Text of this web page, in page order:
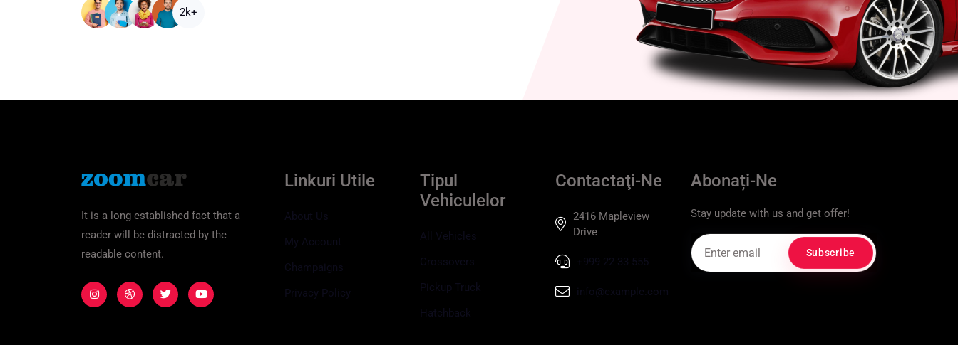
2k+
It is a long established fact that a
reader will be distracted by the
readable content.
Linkuri Utile
About Us
My Account
Champaigns
Privacy Policy
Tipul
Vehiculelor
All Vehicles
Crossovers
Pickup Truck
Hatchback
Contactaţi-Ne
2416 Mapleview
Drive
+999 22 33 555
info@example.com
Abonați-Ne
Stay update with us and get offer!